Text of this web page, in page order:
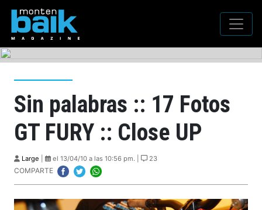
Sin palabras :: 17 Fotos
GT FURY :: Close UP
Large el 13/04/10 a las 10:56 pm. | 23
COMPARTE